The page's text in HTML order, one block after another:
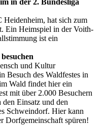
hat sich zum
Ein Heimspiel in der Voith-
ist ein
und Kultur
Besuch des Waldfestes in
Wald findet hier ein
mit über 2.000 Besuchern
Einsatz und den
Schweindorf. Hier kann
Dorfgemeinschaft spüren!